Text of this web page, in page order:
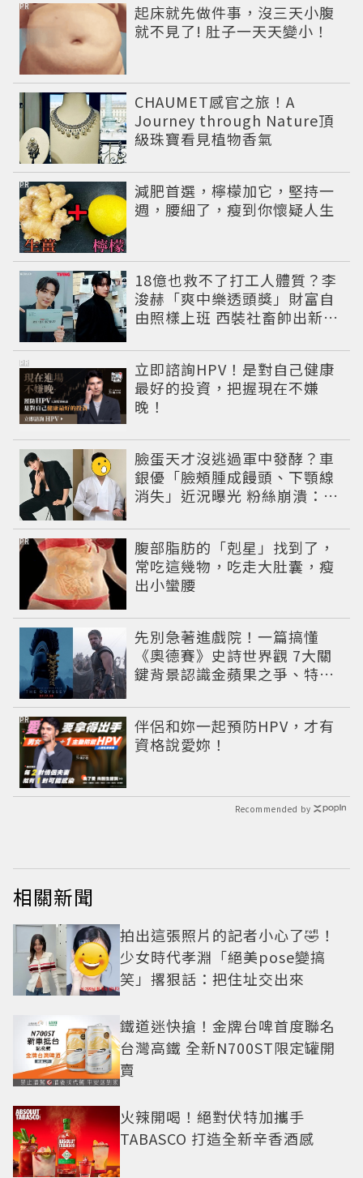
起床就先做件事，沒三天小腹
就不見了! 肚子一天天變小！
PR
CHAUMET感官之旅！A
Journey through Nature頂
級珠寶看見植物香氣
減肥首選，檸檬加它，堅持一
週，腰細了，瘦到你懷疑人生
PR
18億也救不了打工人體質？李
浚赫「爽中樂透頭獎」財富自
由照樣上班 西裝社畜帥出新高
立即諮詢HPV！是對自己健康
最好的投資，把握現在不嫌
晚！
PR
臉蛋天才沒逃過軍中發酵？車
銀優「臉頰腫成饅頭、下顎線
消失」近況曝光 粉絲崩潰：空
腹部脂肪的「剋星」找到了，
常吃這幾物，吃走大肚囊，瘦
出小蠻腰
PR
先別急著進戲院！一篇搞懂
《奧德賽》史詩世界觀 7大關
鍵背景認識金蘋果之爭、特洛
伴侶和妳一起預防HPV，才有
資格說愛妳！
PR
Recommended by
相關新聞
拍出這張照片的記者小心了🤣！
少女時代孝淵「絕美pose變搞
笑」撂狠話：把住址交出來
鐵道迷快搶！金牌台啤首度聯名
台灣高鐵 全新N700ST限定罐開
賣
火辣開喝！絕對伏特加攜手
TABASCO 打造全新辛香酒感